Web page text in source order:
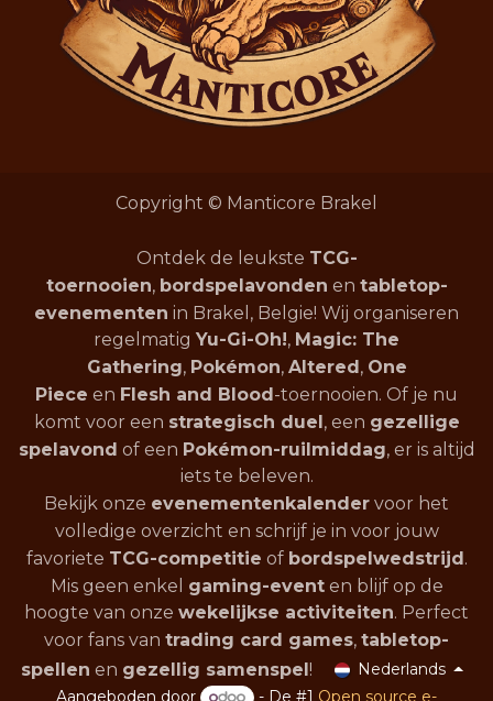
Copyright © Manticore Brakel
Ontdek de leukste TCG-
toernooien, bordspelavonden en tabletop-
evenementen in Brakel, Belgie! Wij organiseren
regelmatig Yu-Gi-Oh!, Magic: The
Gathering, Pokémon, Altered , One
Piece en Flesh and Blood-toernooien. Of je nu
komt voor een strategisch duel, een gezellige
spelavond of een Pokémon-ruilmiddag, er is altijd
iets te beleven.
Bekijk onze evenementenkalender voor het
volledige overzicht en schrijf je in voor jouw
favoriete TCG-competitie of bordspelwedstrijd.
Mis geen enkel gaming-eventen blijf op de
hoogte van onze wekelijkse activiteiten. Perfect
voor fans van trading card games, tabletop-
spellen en gezellig samenspel!
Nederlands
Aangeboden door
- De #1 Open source e-